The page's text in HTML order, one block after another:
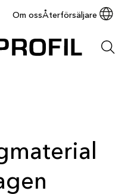
Om ossÅterförsäljare